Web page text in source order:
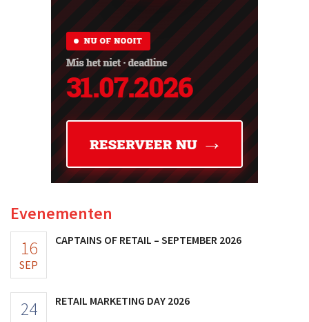
Evenementen
16
SEP
CAPTAINS OF RETAIL – SEPTEMBER 2026
24 RETAIL MARKETING DAY 2026